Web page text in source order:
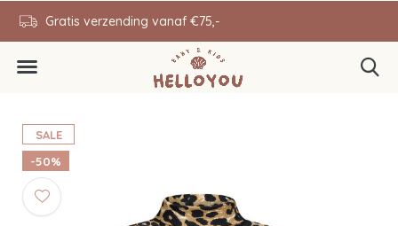
Gratis verzending vanaf €75,-
SALE
-50%